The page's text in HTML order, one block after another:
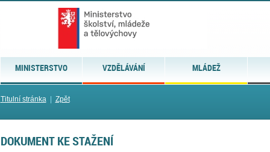
MINISTERSTVO VZDĚLÁVÁNÍ MLÁDEŽ
Titulní stránka| Zpět
DOKUMENT KE STAŽENÍ